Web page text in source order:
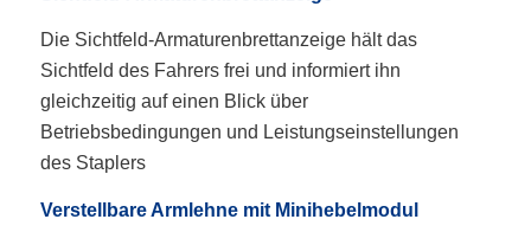
Die Sichtfeld-Armaturenbrettanzeige hält das
Sichtfeld des Fahrers frei und informiert ihn
gleichzeitig auf einen Blick über
Betriebsbedingungen und Leistungseinstellungen
des Staplers
Verstellbare Armlehne mit Minihebelmodul